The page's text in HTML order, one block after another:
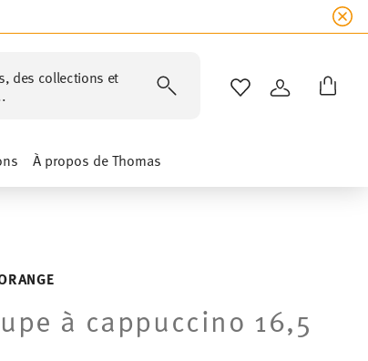
des collections et
LISTE DECONNEXION
À propos de Thomas
à cappuccino 16,5